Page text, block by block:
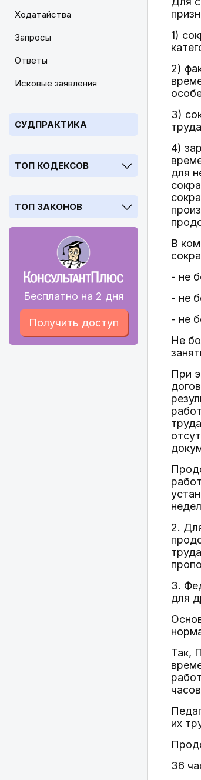
Ходатайства
Запросы
Ответы
Исковые заявления
СУДПРАКТИКА
ТОП КОДЕКСОВ
ТОП ЗАКОНОВ
Бесплатно на 2 дня
Получить доступ
1)
2)
3)
4)
для
В
- не
- не
- не
Не
При
2.
3.
для
Так,
их
36